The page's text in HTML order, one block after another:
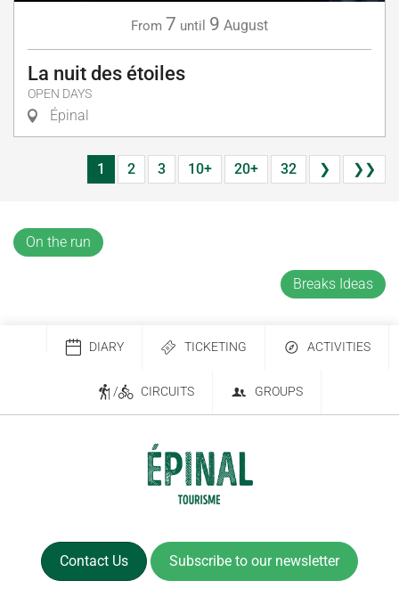
From 7 until 9 August
La nuit des étoiles
OPEN DAYS
Épinal
1 2 3 10+ 20+ 32 ❯ ❯❯
On the run
Breaks Ideas
DIARY TICKETING ACTIVITIES
/ CIRCUITS GROUPS
Contact Us Subscribe to our newsletter